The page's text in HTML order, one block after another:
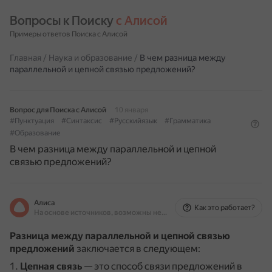
Вопросы к Поиску с Алисой
Примеры ответов Поиска с Алисой
Главная / Наука и образование / В чем разница между
параллельной и цепной связью предложений?
Вопрос для Поиска с Алисой
10 января
#Пунктуация
#Синтаксис #Русскийязык
#Грамматика
#Образование
В чем разница между параллельной и цепной
связью предложений?
Алиса
На основе источников, возможны неточности
Как это работает?
Разница между параллельной и цепной связью
предложений заключается в следующем:
Цепная связь — это способ связи предложений в